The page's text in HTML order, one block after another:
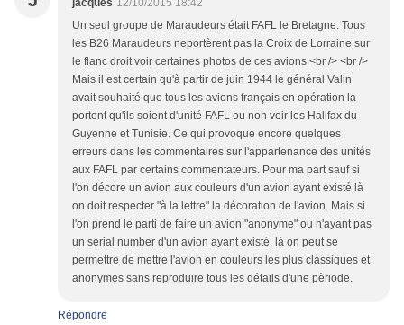
jacques 12/10/2015 18:42
Un seul groupe de Maraudeurs était FAFL le Bretagne. Tous
les B26 Maraudeurs neportèrent pas la Croix de Lorraine sur
le flanc droit voir certaines photos de ces avions <br /> <br />
Mais il est certain qu'à partir de juin 1944 le général Valin
avait souhaité que tous les avions français en opération la
portent qu'ils soient d'unité FAFL ou non voir les Halifax du
Guyenne et Tunisie. Ce qui provoque encore quelques
erreurs dans les commentaires sur l'appartenance des unités
aux FAFL par certains commentateurs. Pour ma part sauf si
l'on décore un avion aux couleurs d'un avion ayant existé là
on doit respecter "à la lettre" la décoration de l'avion. Mais si
l'on prend le parti de faire un avion "anonyme" ou n'ayant pas
un serial number d'un avion ayant existé, là on peut se
permettre de mettre l'avion en couleurs les plus classiques et
anonymes sans reproduire tous les détails d'une pèriode.
Répondre